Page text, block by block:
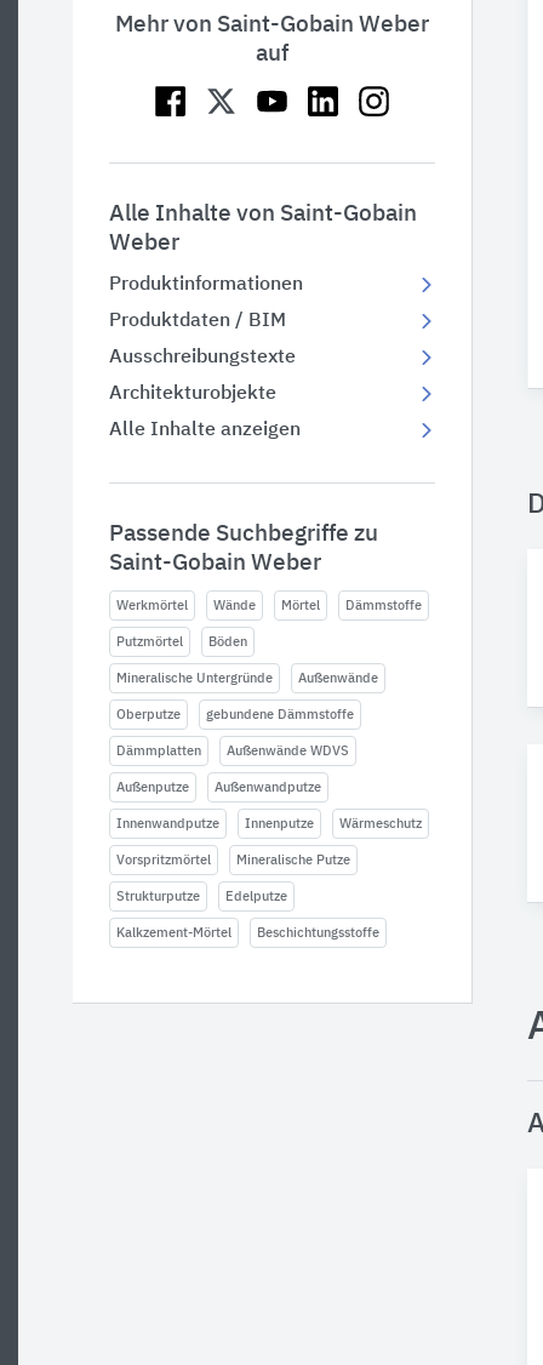
Mehr von Saint-Gobain Weber
auf
Alle Inhalte von Saint-Gobain
Weber
Produktinformationen
Produktdaten / BIM
Ausschreibungstexte
Architekturobjekte
Alle Inhalte anzeigen
Passende Suchbegriffe zu
Saint-Gobain Weber
Werkmörtel Wände Mörtel Dämmstoffe
Putzmörtel Böden
Mineralische Untergründe Außenwände
Oberputze gebundene Dämmstoffe
Dämmplatten Außenwände WDVS
Außenputze Außenwandputze
Innenwandputze Innenputze Wärmeschutz
Vorspritzmörtel Mineralische Putze
Strukturputze Edelputze
Kalkzement-Mörtel Beschichtungsstoffe